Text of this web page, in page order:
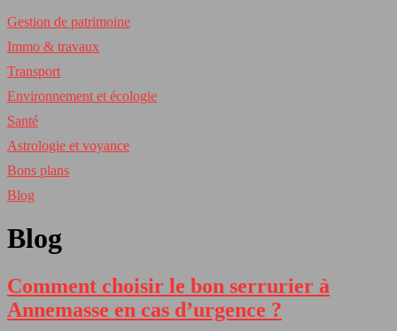
Gestion de patrimoine
Immo & travaux
Transport
Environnement et écologie
Santé
Astrologie et voyance
Bons plans
Blog
Blog
Comment choisir le bon serrurier à
Annemasse en cas d’urgence ?